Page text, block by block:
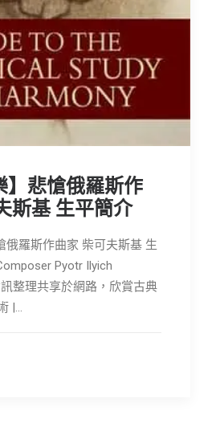
】悲愴俄羅斯作
斯基 生平簡介
俄羅斯作曲家 柴可夫斯基 生
Pyotr Ilyich
整理共享於網路，欣賞古典
|…